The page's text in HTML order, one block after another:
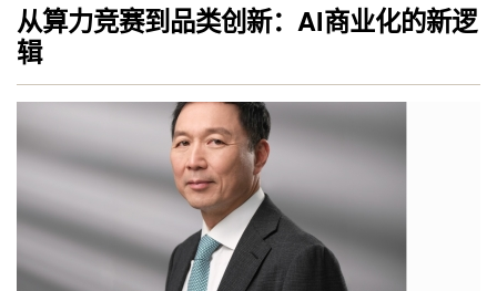
从算力竞赛到品类创新：AI商业化的新逻
辑